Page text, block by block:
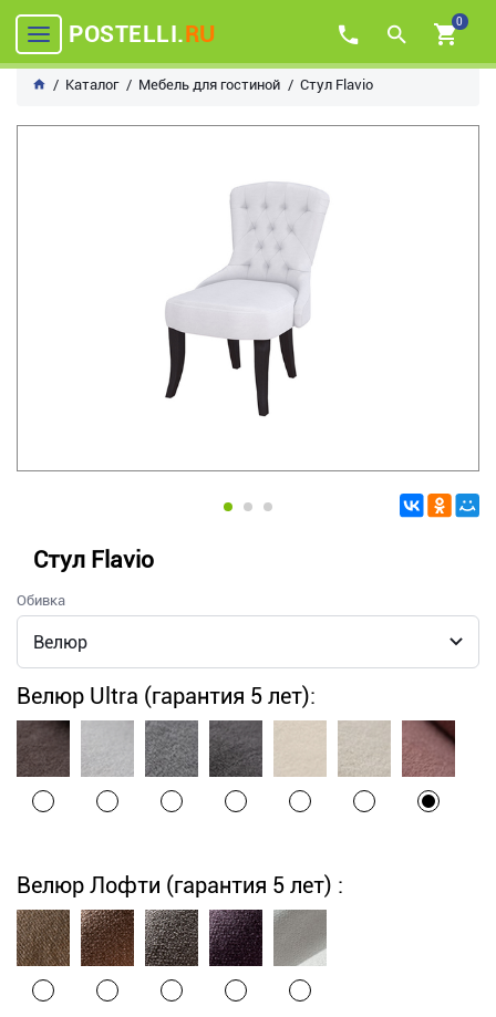
POSTELLI.RU 0
Каталог Мебель для гостиной Стул Flavio
Стул Flavio
Обивка
Велюр Ultra (гарантия 5 лет):
Велюр Лофти (гарантия 5 лет) :